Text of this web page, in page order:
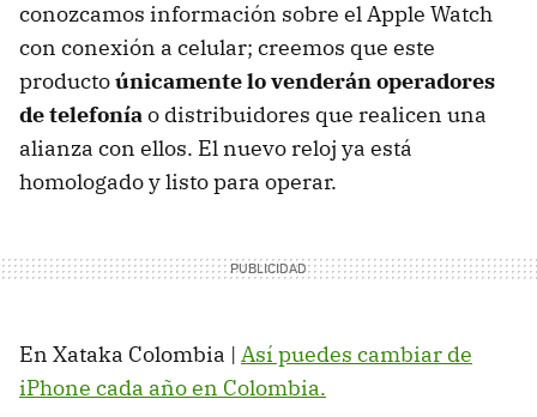
conozcamos información sobre el Apple Watch
con conexión a celular; creemos que este
productoúnicamente lo venderán operadores
de telefoníao distribuidores que realicen una
alianza con ellos. El nuevo reloj ya está
homologado y listo para operar.
En Xataka Colombia | Así puedes cambiar de
iPhone cada año en Colombia.